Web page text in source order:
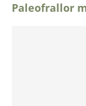
Paleofrallor